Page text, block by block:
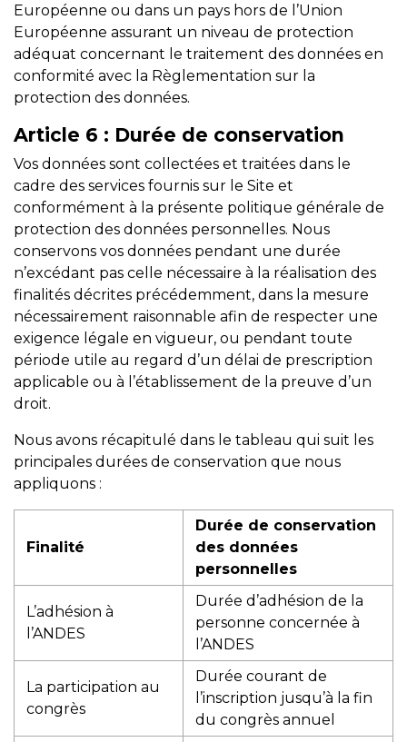
Européenne ou dans un pays hors de l’Union
Européenne assurant un niveau de protection
adéquat concernant le traitement des données en
conformité avec la Règlementation sur la
protection des données.
Article 6 : Durée de conservation
Vos données sont collectées et traitées dans le
cadre des services fournis sur le Site et
conformément à la présente politique générale de
protection des données personnelles. Nous
conservons vos données pendant une durée
n’excédant pas celle nécessaire à la réalisation des
finalités décrites précédemment, dans la mesure
nécessairement raisonnable afin de respecter une
exigence légale en vigueur, ou pendant toute
période utile au regard d’un délai de prescription
applicable ou à l’établissement de la preuve d’un
droit.
Nous avons récapitulé dans le tableau qui suit les
principales durées de conservation que nous
appliquons :
Finalité
Durée de conservation
des données
personnelles
L’adhésion à
l’ANDES
Durée d’adhésion de la
personne concernée à
l’ANDES
La participation au
congrès
Durée courant de
l’inscription jusqu’à la fin
du congrès annuel